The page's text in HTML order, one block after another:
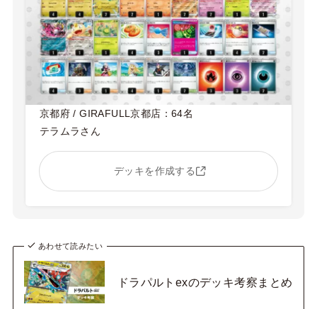
京都府 / GIRAFULL京都店：64名
テラムラさん
デッキを作成する
あわせて読みたい
ドラパルトexのデッキ考察まとめ